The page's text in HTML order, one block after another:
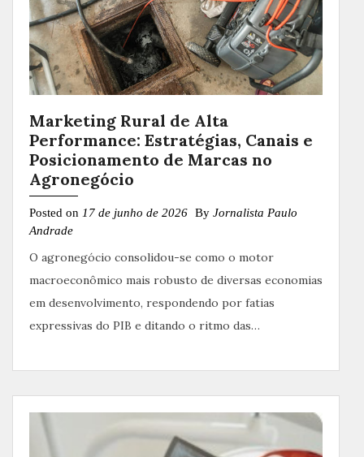
Marketing Rural de Alta
Performance: Estratégias, Canais e
Posicionamento de Marcas no
Agronegócio
Posted on 17 de junho de 2026 By Jornalista Paulo
Andrade
O agronegócio consolidou-se como o motor
macroeconômico mais robusto de diversas economias
em desenvolvimento, respondendo por fatias
expressivas do PIB e ditando o ritmo das…